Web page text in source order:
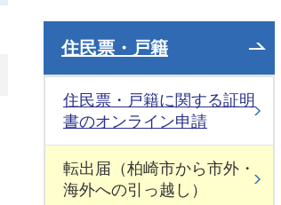
住民票・戸籍
住民票・戸籍に関する証明
書のオンライン申請
転出届（柏崎市から市外・
海外への引っ越し）